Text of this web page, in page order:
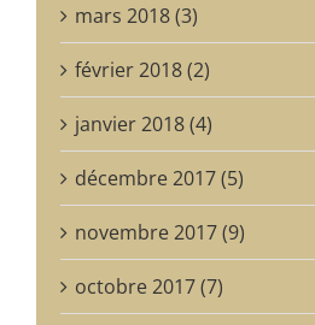
mars 2018 (3)
février 2018 (2)
janvier 2018 (4)
décembre 2017 (5)
novembre 2017 (9)
octobre 2017 (7)